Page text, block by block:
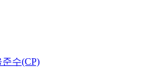
수(CP)